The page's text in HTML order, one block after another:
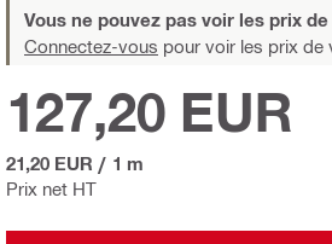
Vous ne pouvez pas voir les prix
Connectez-vous pour voir les prix de
Prix net HT
127,20 EUR
21,20 EUR / 1 m